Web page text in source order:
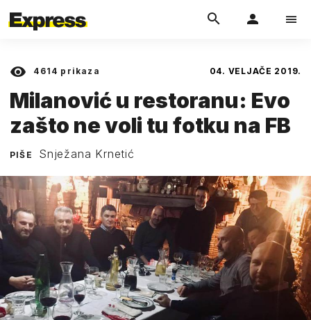
4614 prikaza 04. VELJAČE 2019.
Milanović u restoranu: Evo
zašto ne voli tu fotku na FB
PIŠE Snježana Krnetić